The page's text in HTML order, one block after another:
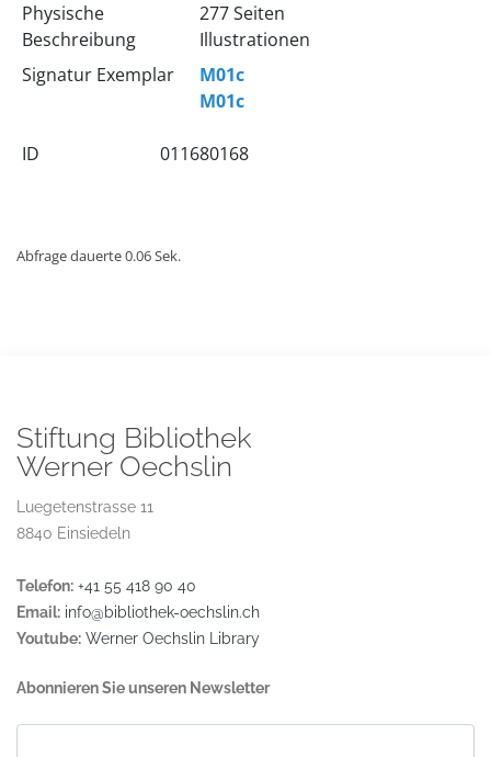
Physische
Beschreibung
277 Seiten
Illustrationen
Signatur Exemplar
M01c
M01c
ID 011680168
Abfrage dauerte 0.06 Sek.
Stiftung Bibliothek
Werner Oechslin
Luegetenstrasse 11
8840 Einsiedeln
Telefon: +41 55 418 90 40
Email: info@bibliothek-oechslin.ch
Youtube: Werner Oechslin Library
Abonnieren Sie unseren Newsletter